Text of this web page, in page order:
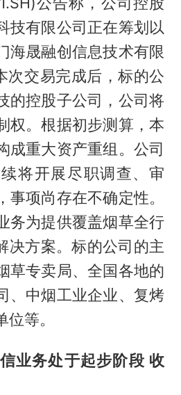
技有限公司正在筹划以
海晟融创信息技术有限
次交易完成后，标的公
的控股子公司，公司将
权。根据初步测算，本
成重大资产重组。公司
将开展尽职调查、审
事项尚存在不确定性。
务为提供覆盖烟草全行
决方案。标的公司的主
草专卖局、全国各地的
、中烟工业企业、复烤
等。
业务处于起步阶段 收